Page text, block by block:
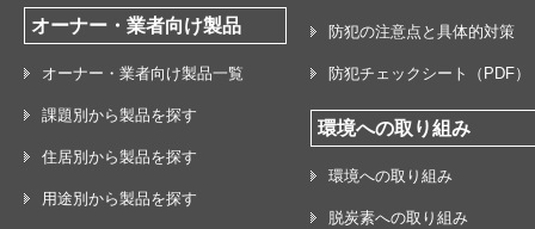
オーナー・業者向け製品
オーナー・業者向け製品一覧
課題別から製品を探す
住居別から製品を探す
用途別から製品を探す
防犯の注意点と具体的対策
防犯チェックシート（PDF）
環境への取り組み
環境への取り組み
脱炭素への取り組み